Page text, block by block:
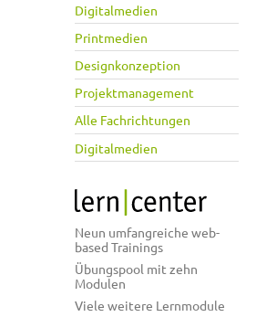
Digitalmedien
Printmedien
Designkonzeption
Projektmanagement
Alle Fachrichtungen
Digitalmedien
Neun umfangreiche web-
based Trainings
Übungspool mit zehn
Modulen
Viele weitere Lernmodule